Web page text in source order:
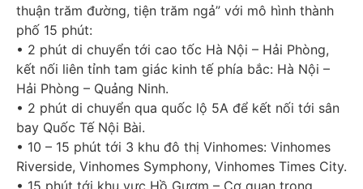
thuận trăm đường, tiện trăm ngả” với mô hình thành
phố 15 phút:
• 2 phút di chuyển tới cao tốc Hà Nội – Hải Phòng,
kết nối liên tỉnh tam giác kinh tế phía bắc: Hà Nội –
Hải Phòng – Quảng Ninh.
• 2 phút di chuyển qua quốc lộ 5A để kết nối tới sân
bay Quốc Tế Nội Bài.
• 10 – 15 phút tới 3 khu đô thị Vinhomes: Vinhomes
Riverside, Vinhomes Symphony, Vinhomes Times City.
• 15 phút tới khu vực Hồ Gươm – Cơ quan trọng